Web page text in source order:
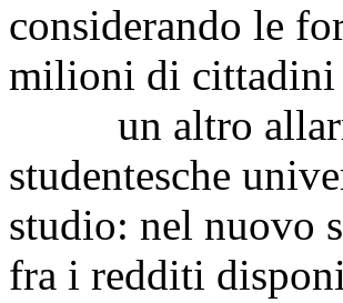
considerando le
milioni di
un altro
studentesche
studio: nel nuovo
fra i redditi